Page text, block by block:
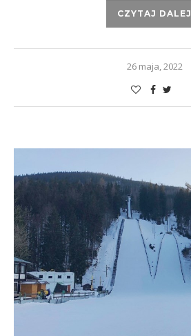
CZYTAJ DALEJ
26 maja, 2022